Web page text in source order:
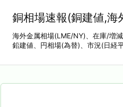
銅相場速報(銅建値,海
海外金属相場(LME/NY)、在庫/増
鉛建値、円相場(為替)、市況(日経